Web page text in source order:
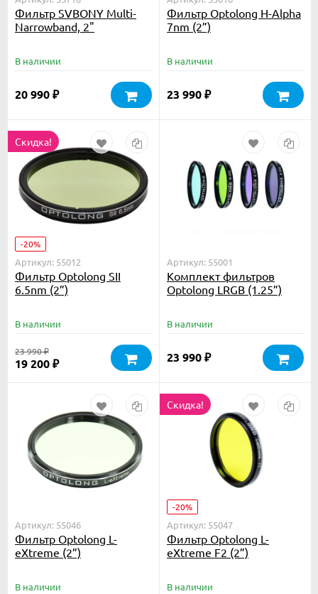
Фильтр SVBONY Multi-
Narrowband, 2"
В наличии
20 990 ₽
Фильтр Optolong H-Alpha
7nm (2”)
В наличии
23 990 ₽
Скидка!
-20%
Артикул: 55012
Фильтр Optolong SII
6.5nm (2”)
В наличии
23 990₽
19 200 ₽
Артикул: 55001
Комплект фильтров
Optolong LRGB (1.25”)
В наличии
23 990 ₽
Артикул: 55046
Фильтр Optolong L-
eXtreme (2”)
В наличии
Скидка!
-20%
Артикул: 55047
Фильтр Optolong L-
eXtreme F2 (2”)
В наличии